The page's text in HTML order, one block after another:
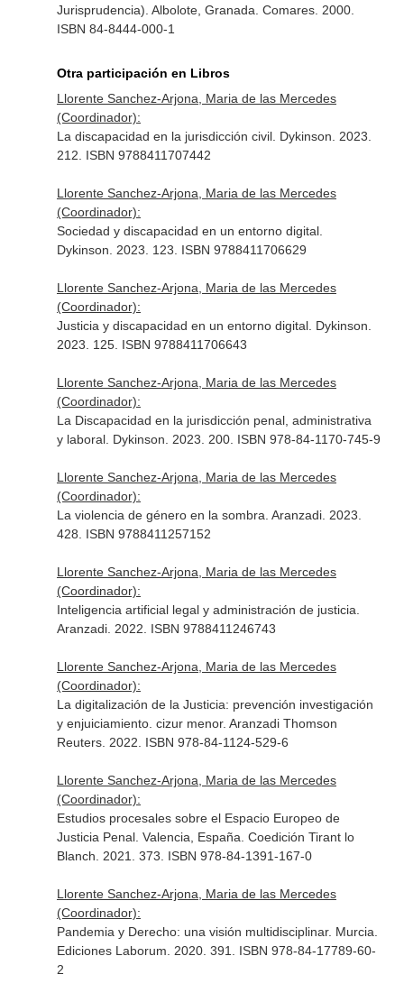
Jurisprudencia). Albolote, Granada. Comares. 2000.
ISBN 84-8444-000-1
Otra participación en Libros
Llorente Sanchez-Arjona, Maria de las Mercedes
(Coordinador):
La discapacidad en la jurisdicción civil. Dykinson. 2023.
212. ISBN 9788411707442
Llorente Sanchez-Arjona, Maria de las Mercedes
(Coordinador):
Sociedad y discapacidad en un entorno digital.
Dykinson. 2023. 123. ISBN 9788411706629
Llorente Sanchez-Arjona, Maria de las Mercedes
(Coordinador):
Justicia y discapacidad en un entorno digital. Dykinson.
2023. 125. ISBN 9788411706643
Llorente Sanchez-Arjona, Maria de las Mercedes
(Coordinador):
La Discapacidad en la jurisdicción penal, administrativa
y laboral. Dykinson. 2023. 200. ISBN 978-84-1170-745-9
Llorente Sanchez-Arjona, Maria de las Mercedes
(Coordinador):
La violencia de género en la sombra. Aranzadi. 2023.
428. ISBN 9788411257152
Llorente Sanchez-Arjona, Maria de las Mercedes
(Coordinador):
Inteligencia artificial legal y administración de justicia.
Aranzadi. 2022. ISBN 9788411246743
Llorente Sanchez-Arjona, Maria de las Mercedes
(Coordinador):
La digitalización de la Justicia: prevención investigación
y enjuiciamiento. cizur menor. Aranzadi Thomson
Reuters. 2022. ISBN 978-84-1124-529-6
Llorente Sanchez-Arjona, Maria de las Mercedes
(Coordinador):
Estudios procesales sobre el Espacio Europeo de
Justicia Penal. Valencia, España. Coedición Tirant lo
Blanch. 2021. 373. ISBN 978-84-1391-167-0
Llorente Sanchez-Arjona, Maria de las Mercedes
(Coordinador):
Pandemia y Derecho: una visión multidisciplinar. Murcia.
Ediciones Laborum. 2020. 391. ISBN 978-84-17789-60-
2